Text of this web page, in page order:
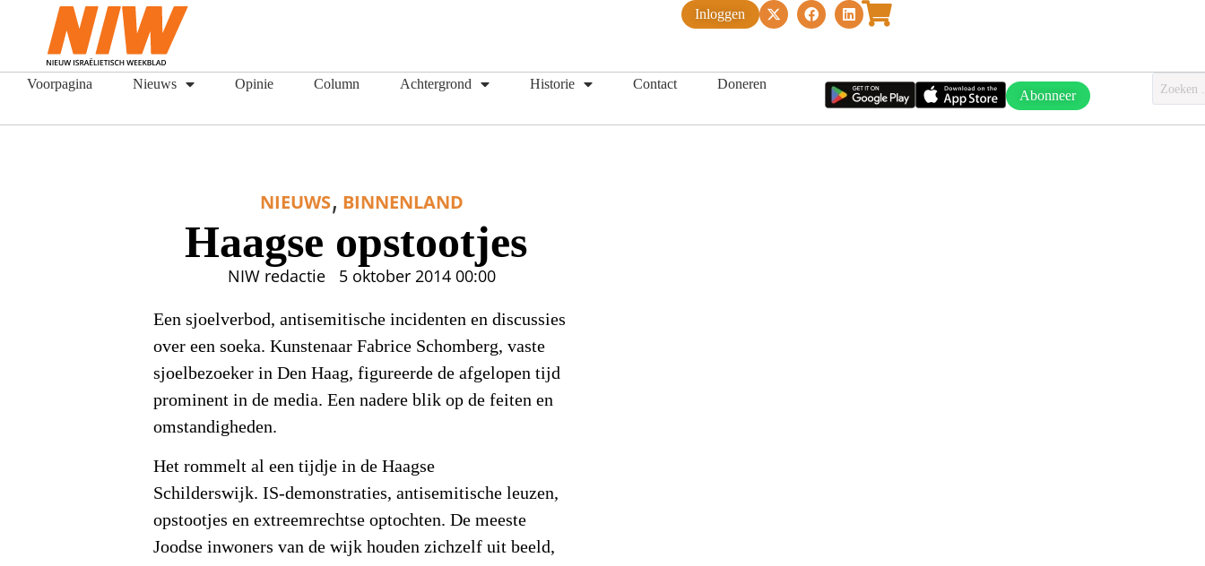
Inloggen
Voorpagina Nieuws Opinie Column Achtergrond Historie Contact Doneren
Abonneer
NIEUWS, BINNENLAND
Haagse opstootjes
NIW redactie 5 oktober 2014 00:00
Een sjoelverbod, antisemitische incidenten en discussies
over een soeka. Kunstenaar Fabrice Schomberg, vaste
sjoelbezoeker in Den Haag, figureerde de afgelopen tijd
prominent in de media. Een nadere blik op de feiten en
omstandigheden.
Het rommelt al een tijdje in de Haagse
Schilderswijk. IS-demonstraties, antisemitische leuzen,
opstootjes en extreemrechtse optochten. De meeste
Joodse inwoners van de wijk houden zichzelf uit beeld,